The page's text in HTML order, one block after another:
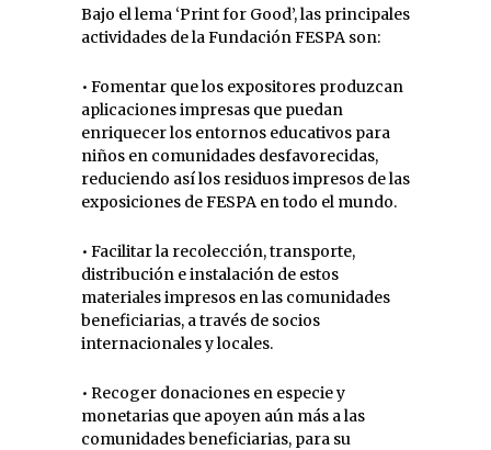
Bajo el lema ‘Print for Good’, las principales
actividades de la Fundación FESPA son:
• Fomentar que los expositores produzcan
aplicaciones impresas que puedan
enriquecer los entornos educativos para
niños en comunidades desfavorecidas,
reduciendo así los residuos impresos de las
exposiciones de FESPA en todo el mundo.
• Facilitar la recolección, transporte,
distribución e instalación de estos
materiales impresos en las comunidades
beneficiarias, a través de socios
internacionales y locales.
• Recoger donaciones en especie y
monetarias que apoyen aún más a las
comunidades beneficiarias, para su